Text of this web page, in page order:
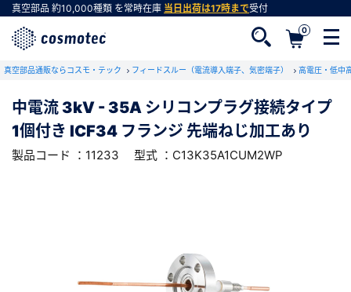
真空部品 約10,000種類 を常時在庫 当日出荷は17時まで受付
0
真空部品通販ならコスモ・テック フィードスルー（電流導入端子、気密端子） 高電圧・低中
中電流 3kV - 35A シリコンプラグ接続タイプ
1個付き ICF34 フランジ 先端ねじ加工あり
製品コード ：11233 型式 ：C13K35A1CUM2WP
RoHS2適合報告書のダウンロード
下記製品のRoHS2適合報告書のダウンロードをします。
中電流 3kV - 35A シリコンプラグ接続タイ
プ 1個付き ICF34 フランジ 先端ねじ加工あ
型式 ：C13K35A1CUM2WP 製品コード ：11233
会員登録がお済みでない方
会員登録をすれば、便利な機能がご利用いただけ